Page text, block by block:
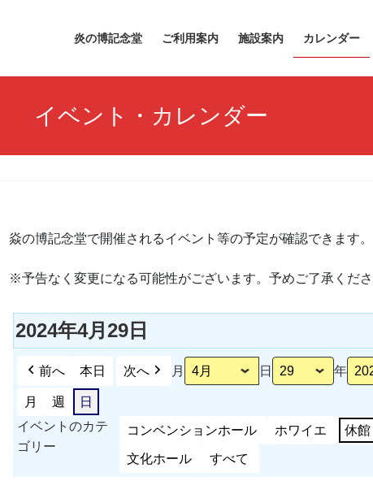
炎の博記念堂 ご利用案内 施設案内 カレンダー
イベント・カレンダー
焱の博記念堂で開催されるイベント等の予定が確認できます。
※予告なく変更になる可能性がございます。予めご了承くだ
2024年4月29日
前へ 本日 次へ 月 日 年
月 週
日
イベントのカテ
ゴリー
コンベンションホール ホワイエ 休館
文化ホール すべて